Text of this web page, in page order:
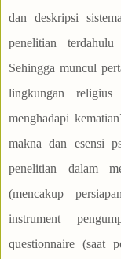
dan deskripsi
penelitian
Sehingga muncul
lingkungan
menghadapi
makna dan esensi
penelitian dalam
(mencakup
instrument
questionnaire (saat